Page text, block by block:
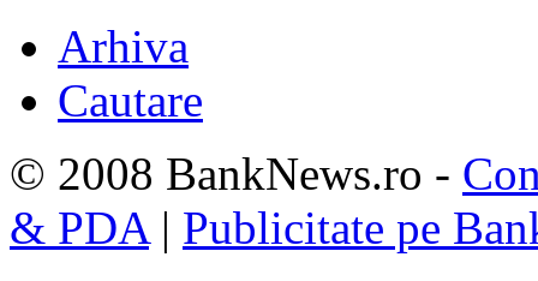
Arhiva
Cautare
© 2008 BankNews.ro -
& PDA| Publicitate pe